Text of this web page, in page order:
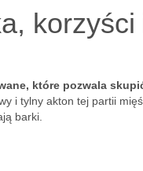
korzyści
które pozwala
i tylny akton tej partii
barki.